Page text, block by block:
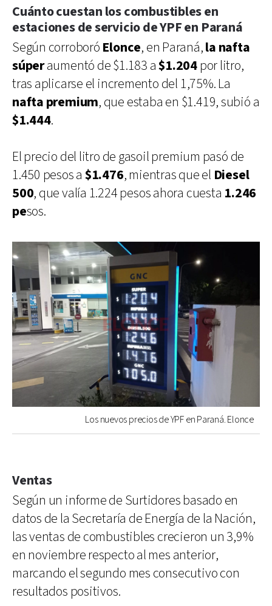
Cuánto cuestan los combustibles en
estaciones de servicio de YPF en Paraná
Según corroboró Elonce, en Paraná,la nafta
súperaumentó de $1.183 a$1.204por litro,
tras aplicarse el incremento del 1,75%. La
nafta premium, que estaba en $1.419, subió a
$1.444.
El precio del litro de gasoil premium pasó de
1.450 pesos a $1.476, mientras que el Diesel
500, que valía 1.224 pesos ahora cuesta 1.246
pesos.
Los nuevos precios de YPF en Paraná. Elonce
Ventas
Según un informe de Surtidores basado en
datos de la Secretaría de Energía de la Nación,
las ventas de combustibles crecieron un 3,9%
en noviembre respecto al mes anterior,
marcando el segundo mes consecutivo con
resultados positivos.